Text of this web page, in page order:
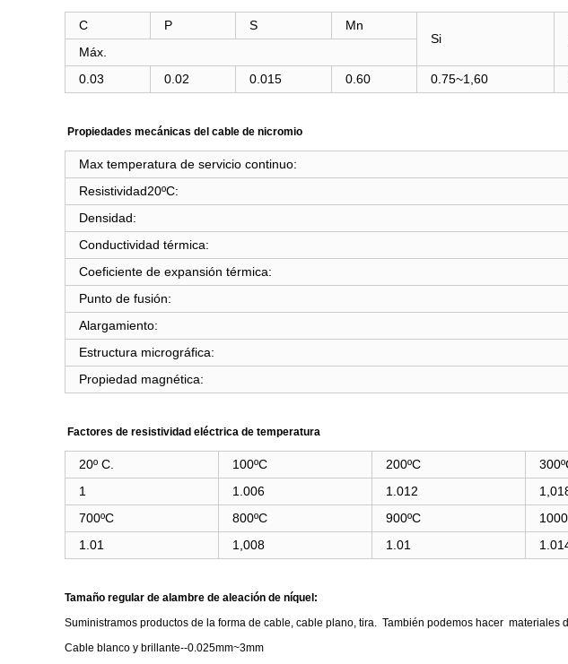
C P S
Mn
Si
Máx.
0.03
0.02 0.015 0.60 0.75~1,60
Propiedades mecánicas del cable de nicromio
Max temperatura de servicio continuo:
Resistividad20ºC:
Densidad:
Conductividad térmica:
Coeficiente de expansión térmica:
Punto de fusión:
Alargamiento:
Estructura micrográfica:
Propiedad magnética:
Factores de resistividad eléctrica de temperatura
20º C. 100ºC 200ºC
1
1.006 1.012
700ºC
800ºC 900ºC
1.01
1,008 1.01
Tamaño regular de alambre de aleación de níquel:
Suministramos productos de la forma de cable, cable plano, tira. También podemos hacer materiales
Cable blanco y brillante--0.025mm~3mm